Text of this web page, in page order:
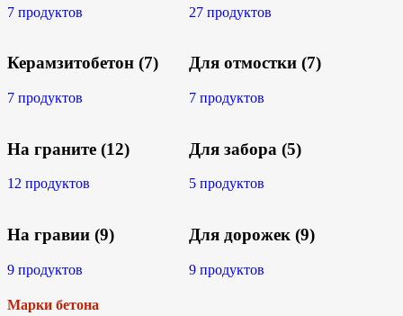
7 продуктов
Керамзитобетон (7)
7 продуктов
На граните (12)
12 продуктов
На гравии (9)
9 продуктов
27 продуктов
Для отмостки (7)
7 продуктов
Для забора (5)
5 продуктов
Для дорожек (9)
9 продуктов
Марки бетона